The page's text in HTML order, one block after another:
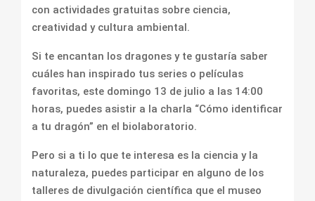
con actividades gratuitas sobre ciencia,
creatividad y cultura ambiental.
Si te encantan los dragones y te gustaría saber
cuáles han inspirado tus series o películas
favoritas, este domingo 13 de julio a las 14:00
horas, puedes asistir a la charla “Cómo identificar
a tu dragón” en el biolaboratorio.
Pero si a ti lo que te interesa es la ciencia y la
naturaleza, puedes participar en alguno de los
talleres de divulgación científica que el museo